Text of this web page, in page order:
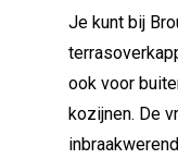
Je kunt bij
ook voor
kozijnen. De